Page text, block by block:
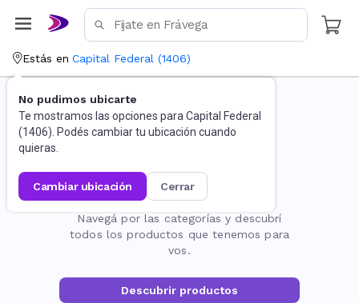
Estás en Capital Federal (1406)
No pudimos ubicarte
Te mostramos las opciones para Capital Federal
(1406). Podés cambiar tu ubicación cuando
quieras.
cambiar ubicación cerrar
La página no existe
Navegá por las categorías y descubrí
todos los productos que tenemos para
vos.
Descubrir productos